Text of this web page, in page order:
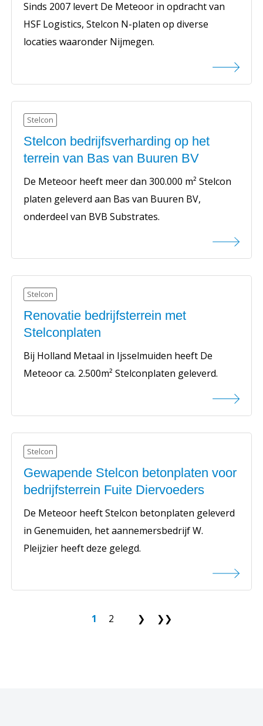
Sinds 2007 levert De Meteoor in opdracht van
HSF Logistics, Stelcon N-platen op diverse
locaties waaronder Nijmegen.
Stelcon
Stelcon bedrijfsverharding op het
terrein van Bas van Buuren BV
De Meteoor heeft meer dan 300.000 m² Stelcon
platen geleverd aan Bas van Buuren BV,
onderdeel van BVB Substrates.
Stelcon
Renovatie bedrijfsterrein met
Stelconplaten
Bij Holland Metaal in Ijsselmuiden heeft De
Meteoor ca. 2.500m² Stelconplaten geleverd.
Stelcon
Gewapende Stelcon betonplaten voor
bedrijfsterrein Fuite Diervoeders
De Meteoor heeft Stelcon betonplaten geleverd
in Genemuiden, het aannemersbedrijf W.
Pleijzier heeft deze gelegd.
1 2 ❯ ❯❯